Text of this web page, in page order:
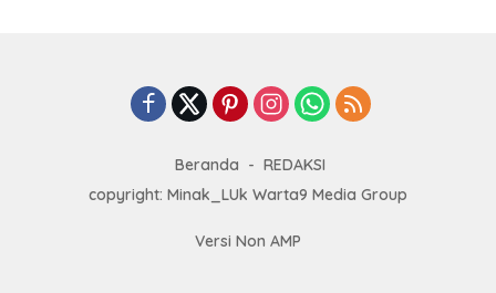
Beranda
REDAKSI
copyright: Minak_LUk Warta9 Media Group
Versi Non AMP